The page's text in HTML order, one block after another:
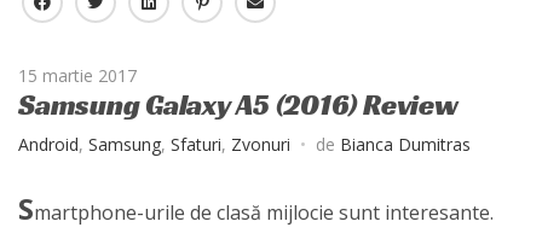
F
e
b
o
T
t
t
e
L
k
e
d
P
e
r
t
E
a
i
l
15 martie 2017
Samsung Galaxy A5 (2016) Review
Android, Samsung, Sfaturi, Zvonuri de Bianca Dumitras
Smartphone-urile de clasă mijlocie sunt interesante.